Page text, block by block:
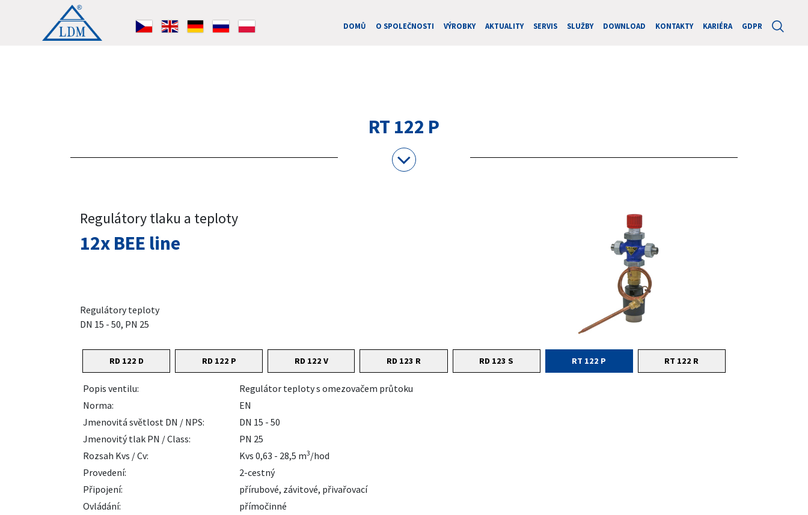
DOMŮ O SPOLEČNOSTI VÝROBKY AKTUALITY SERVIS SLUŽBY DOWNLOAD KONTAKTY KARIÉRA GDPR
RT 122 P
Regulátory tlaku a teploty
12x BEE line
Regulátory teploty
DN 15 - 50, PN 25
RD 122 D RD 122 P RD 122 V RD 123 R RD 123 S RT 122 P RT 122 R
Popis ventilu:
Regulátor teploty s omezovačem průtoku
Norma:
EN
Jmenovitá světlost DN / NPS:
DN 15 - 50
Jmenovitý tlak PN / Class:
PN 25
Rozsah Kvs / Cv:
Kvs 0,63 - 28,5 m3/hod
Provedení:
2-cestný
Připojení:
přírubové, závitové, přivařovací
Ovládání:
přímočinné